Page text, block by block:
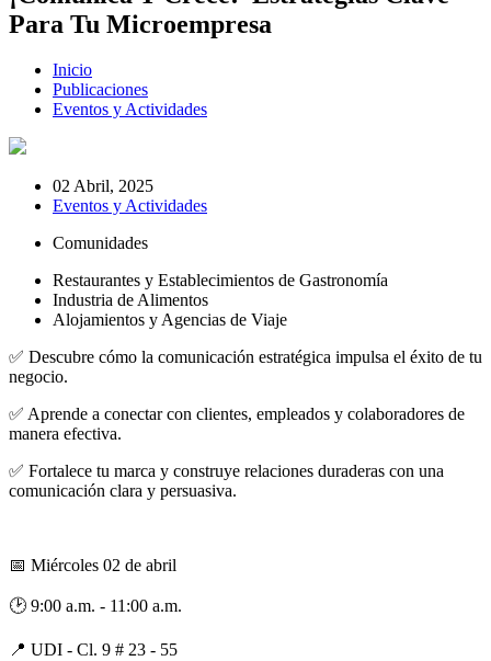
Para Tu Microempresa
Inicio
Publicaciones
Eventos y Actividades
02 Abril, 2025
Eventos y Actividades
Comunidades
Restaurantes y Establecimientos de Gastronomía
Industria de Alimentos
Alojamientos y Agencias de Viaje
✅ Descubre cómo la comunicación estratégica impulsa el éxito de tu
negocio.
✅ Aprende a conectar con clientes, empleados y colaboradores de
manera efectiva.
✅ Fortalece tu marca y construye relaciones duraderas con una
comunicación clara y persuasiva.
📅 Miércoles 02 de abril
🕑 9:00 a.m. - 11:00 a.m.
📍 UDI - Cl. 9 # 23 - 55